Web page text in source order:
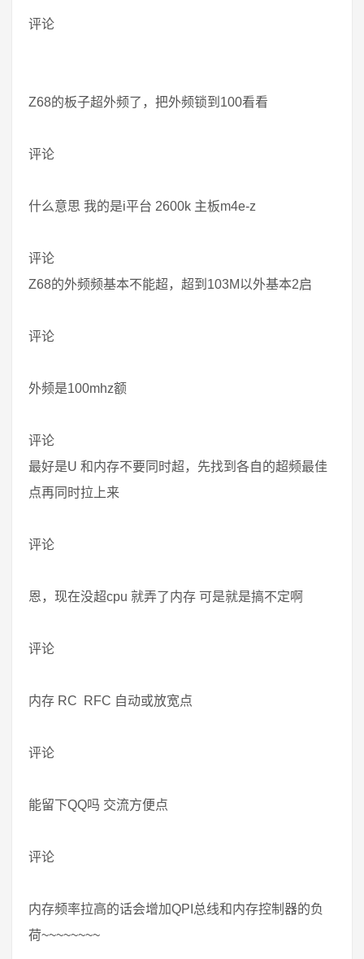
评论
Z68的板子超外频了，把外频锁到100看看
评论
什么意思 我的是i平台 2600k 主板m4e-z
评论
Z68的外频频基本不能超，超到103M以外基本2启
评论
外频是100mhz额
评论
最好是U 和内存不要同时超，先找到各自的超频最佳
点再同时拉上来
评论
恩，现在没超cpu 就弄了内存 可是就是搞不定啊
评论
内存 RC RFC 自动或放宽点
评论
能留下QQ吗 交流方便点
评论
内存频率拉高的话会增加QPI总线和内存控制器的负
荷~~~~~~~~